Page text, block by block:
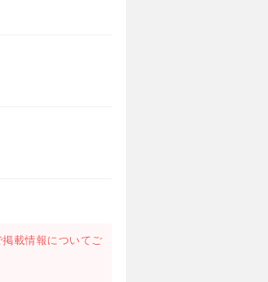
載情報についてご